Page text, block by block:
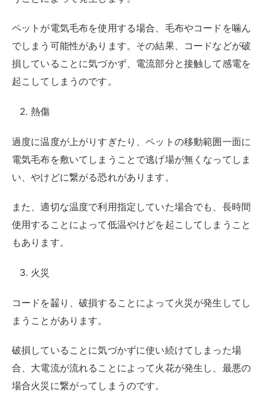
ペットが電気毛布を使用する場合、毛布やコードを噛ん
でしまう可能性があります。その結果、コードなどが破
損していることに気づかず、電流部分と接触して感電を
起こしてしまうのです。
熱傷
過度に温度が上がりすぎたり、ペットの移動範囲一面に
電気毛布を敷いてしまうことで逃げ場が無くなってしま
い、やけどに繋がる恐れがあります。
また、適切な温度で利用指定していた場合でも、長時間
使用することによって低温やけどを起こしてしまうこと
もあります。
火災
コードを齧り、破損することによって火災が発生してし
まうことがあります。
破損していることに気づかずに使い続けてしまった場
合、大電流が流れることによって火花が発生し、最悪の
場合火災に繋がってしまうのです。